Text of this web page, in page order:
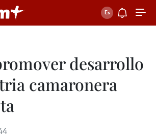
desarrollo
camaronera